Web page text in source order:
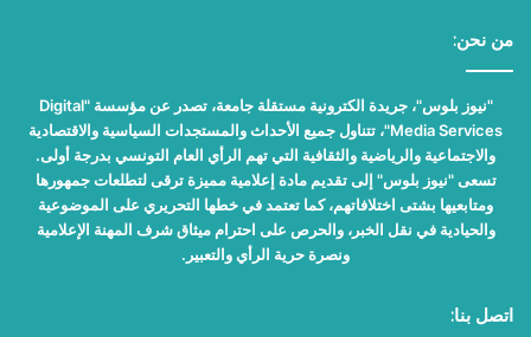
من نحن:
"نيوز بلوس"، جريدة الكترونية مستقلة جامعة، تصدر عن مؤسسة "Digital
Media Services"، تتناول جميع الأحداث والمستجدات السياسية والاقتصادية
والاجتماعية والرياضية والثقافية التي تهم الرأي العام التونسي بدرجة أولى.
تسعى "نيوز بلوس" إلى تقديم مادة إعلامية مميزة ترقى لتطلعات جمهورها
ومتابعيها بشتى اختلافاتهم، كما تعتمد في خطها التحريري على الموضوعية
والحيادية في نقل الخبر، والحرص على احترام ميثاق شرف المهنة الإعلامية
ونصرة حرية الرأي والتعبير.
اتصل بنا: